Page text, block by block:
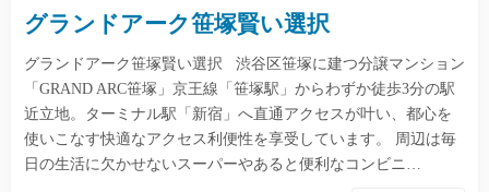
グランドアーク笹塚賢い選択
グランドアーク笹塚賢い選択 渋谷区笹塚に建つ分譲マンション
「GRAND ARC笹塚」京王線「笹塚駅」からわずか徒歩3分の駅
近立地。ターミナル駅「新宿」へ直通アクセスが叶い、都心を
使いこなす快適なアクセス利便性を享受しています。 周辺は毎
日の生活に欠かせないスーパーやあると便利なコンビニ…